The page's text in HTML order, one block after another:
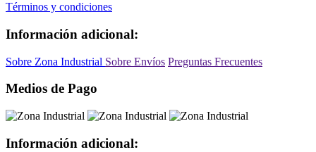
Términos y condiciones
Información adicional:
Sobre Zona Industrial Sobre Envíos Preguntas Frecuentes
Medios de Pago
Información adicional: